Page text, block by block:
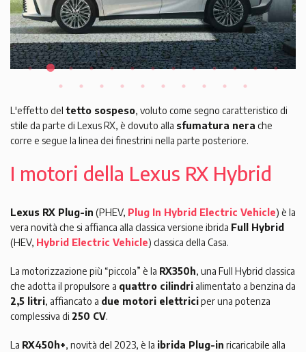
L'effetto del tetto sospeso, voluto come segno caratteristico di
stile da parte di Lexus RX, è dovuto alla sfumatura nera che
corre e segue la linea dei finestrini nella parte posteriore.
I motori della Lexus RX Hybrid
Lexus RX Plug-in (PHEV, Plug In Hybrid Electric Vehicle) è la
vera novità che si affianca alla classica versione ibrida Full Hybrid
(HEV, Hybrid Electric Vehicle) classica della Casa.
La motorizzazione più “piccola” è la RX350h, una Full Hybrid classica
che adotta il propulsore a quattro cilindri alimentato a benzina da
2,5 litri, affiancato a due motori elettriciper una potenza
complessiva di 250 CV.
La RX450h+, novità del 2023, è la ibrida Plug-in ricaricabile alla